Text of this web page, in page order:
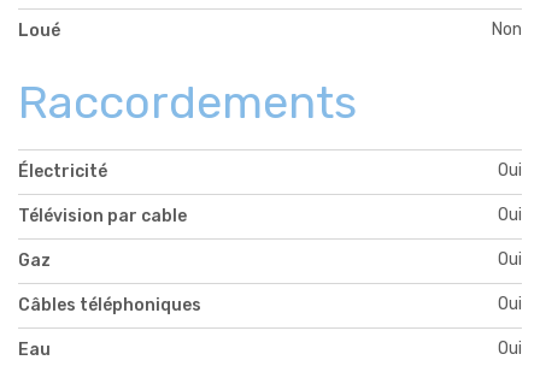
Loué Non
Raccordements
Électricité Oui
Télévision par cable Oui
Gaz Oui
Câbles téléphoniques Oui
Eau Oui